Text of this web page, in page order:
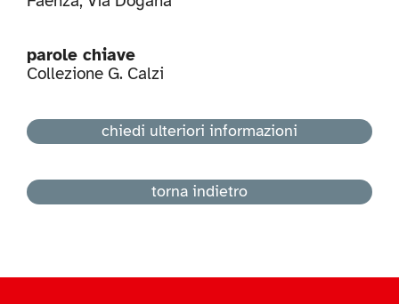
parole chiave
Collezione G. Calzi
chiedi ulteriori informazioni
torna indietro